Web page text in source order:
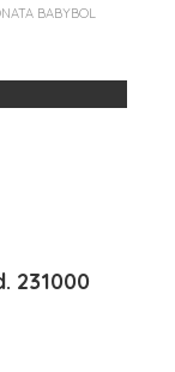
BABYBOL
231000